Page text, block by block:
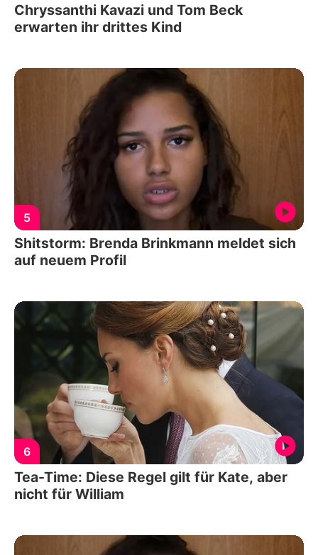
Chryssanthi Kavazi und Tom Beck
erwarten ihr drittes Kind
5
Shitstorm: Brenda Brinkmann meldet sich
auf neuem Profil
6
Tea-Time: Diese Regel gilt für Kate, aber
nicht für William